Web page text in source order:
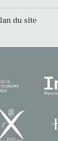
du site